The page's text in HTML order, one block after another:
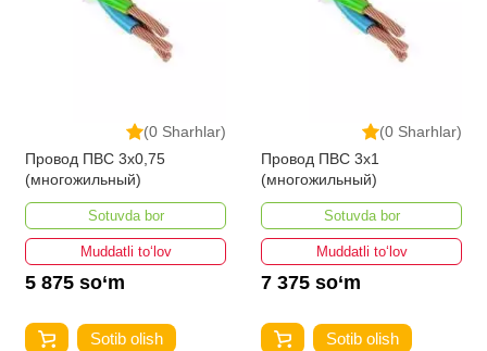
(0 Sharhlar)
Провод ПВС 3х0,75
(многожильный)
Sotuvda bor
Muddatli to‘lov
5 875 so‘m
Sotib olish
(0 Sharhlar)
Провод ПВС 3х1
(многожильный)
Sotuvda bor
Muddatli to‘lov
7 375 so‘m
Sotib olish